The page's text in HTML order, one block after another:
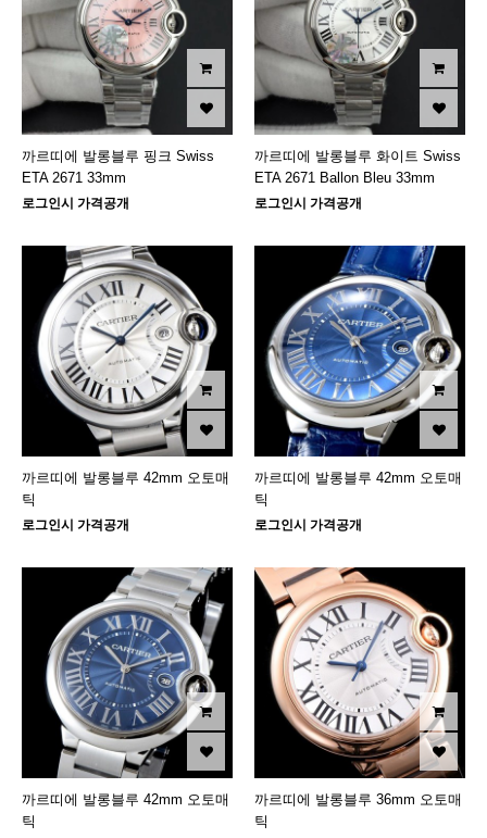
까르띠에 발롱블루 핑크 Swiss
ETA 2671 33mm
로그인시 가격공개
까르띠에 발롱블루 화이트 Swiss
ETA 2671 Ballon Bleu 33mm
로그인시 가격공개
까르띠에 발롱블루 42mm 오토매
틱
로그인시 가격공개
까르띠에 발롱블루 42mm 오토매
틱
로그인시 가격공개
까르띠에 발롱블루 42mm 오토매
틱
까르띠에 발롱블루 36mm 오토매
틱